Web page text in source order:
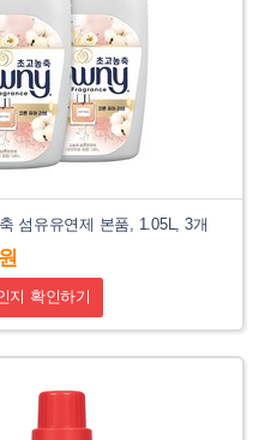
섬유유연제 본품, 1.05L, 3개
지 확인하기